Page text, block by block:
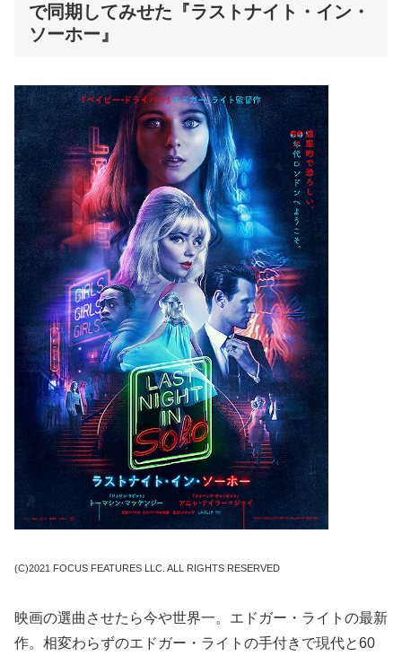
で同期してみせた『ラストナイト・イン・
ソーホー』
(C)2021 FOCUS FEATURES LLC. ALL RIGHTS RESERVED
映画の選曲させたら今や世界一。エドガー・ライトの最新
作。相変わらずのエドガー・ライトの手付きで現代と60